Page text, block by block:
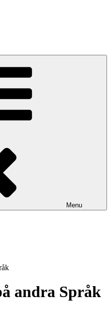
Menu
andra Språk